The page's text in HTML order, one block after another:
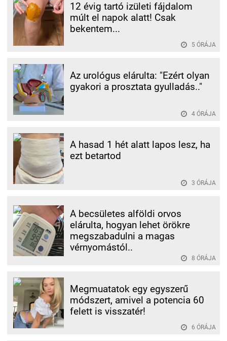
12 évig tartó izületi fájdalom
múlt el napok alatt! Csak
bekentem...
5 ÓRÁJA
Az urológus elárulta: "Ezért olyan
gyakori a prosztata gyulladás.."
4 ÓRÁJA
A hasad 1 hét alatt lapos lesz, ha
ezt betartod
3 ÓRÁJA
A becsületes alföldi orvos
elárulta, hogyan lehet örökre
megszabadulni a magas
vérnyomástól..
8 ÓRÁJA
Megmuatatok egy egyszerű
módszert, amivel a potencia 60
felett is visszatér!
6 ÓRÁJA